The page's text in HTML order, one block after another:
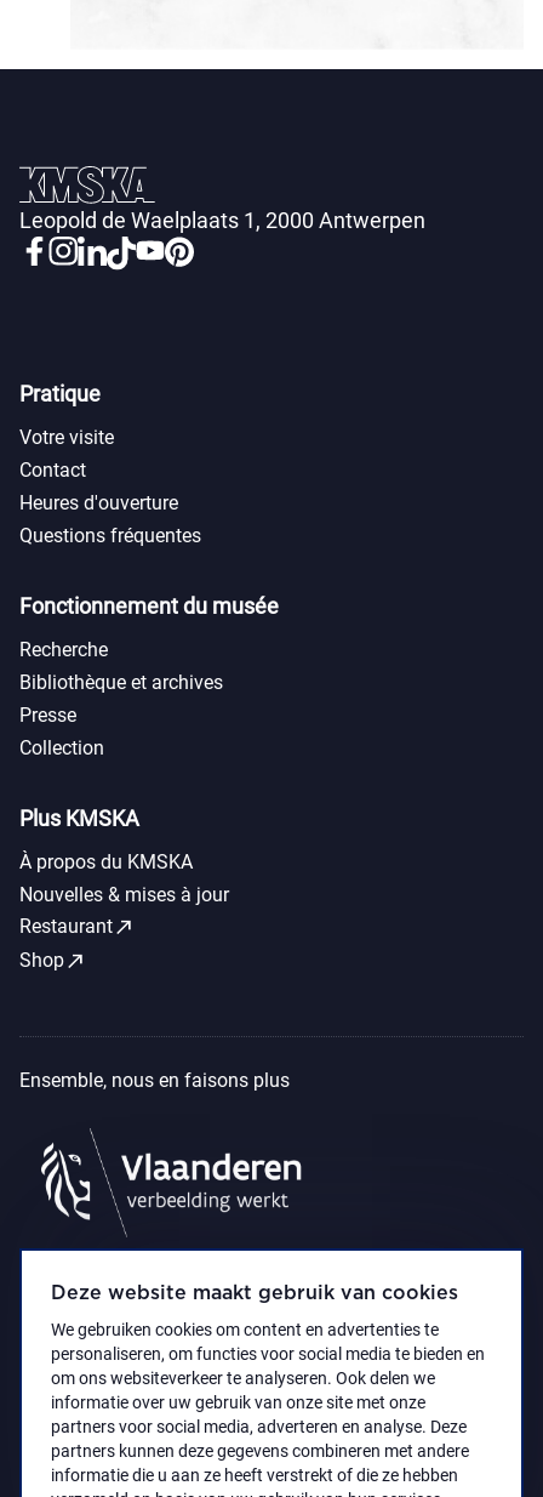
Deze website maakt gebruik van cookies
We gebruiken cookies om content en advertenties te
personaliseren, om functies voor social media te bieden en
om ons websiteverkeer te analyseren. Ook delen we
informatie over uw gebruik van onze site met onze
partners voor social media, adverteren en analyse. Deze
partners kunnen deze gegevens combineren met andere
informatie die u aan ze heeft verstrekt of die ze hebben
Leopold de Waelplaats 1, 2000 Antwerpen
Pratique
Votre visite
Contact
Heures d'ouverture
Questions fréquentes
Fonctionnement du musée
Recherche
Bibliothèque et archives
Presse
Collection
Plus KMSKA
À propos du KMSKA
Nouvelles & mises à jour
Restaurantcall_made
Shopcall_made
Ensemble, nous en faisons plus
Déclaration d’accessibilitéPrivacy policy